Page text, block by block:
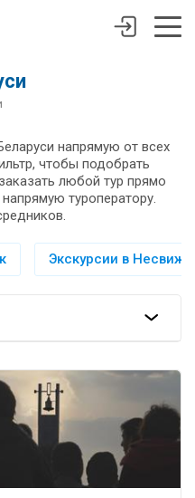
напрямую от всех
чтобы подобрать
любой тур прямо
туроператору.
Экскурсии в Несвиж